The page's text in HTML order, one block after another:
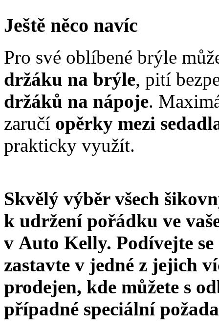
Ještě něco navíc
Pro své oblíbené brýle
držáku na brýle, pití
držáků na nápoje.
zaručí opěrky mezi
prakticky využít.
Skvělý výběr všech
k udržení pořádku ve
v Auto Kelly. Podívejte
zastavte v jedné z jejich
prodejen, kde můžete s
případné speciální